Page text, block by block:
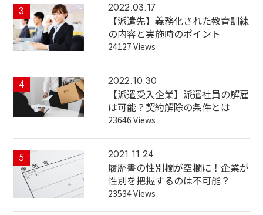
3 2022.03.17
【派遣先】義務化された教育訓練
の内容と実施時のポイント
24127 Views
4 2022.10.30
【派遣受入企業】派遣社員の解雇
は可能？契約解除の条件とは
23646 Views
5 2021.11.24
履歴書の性別欄が空欄に！企業が
性別を把握するのは不可能？
23534 Views